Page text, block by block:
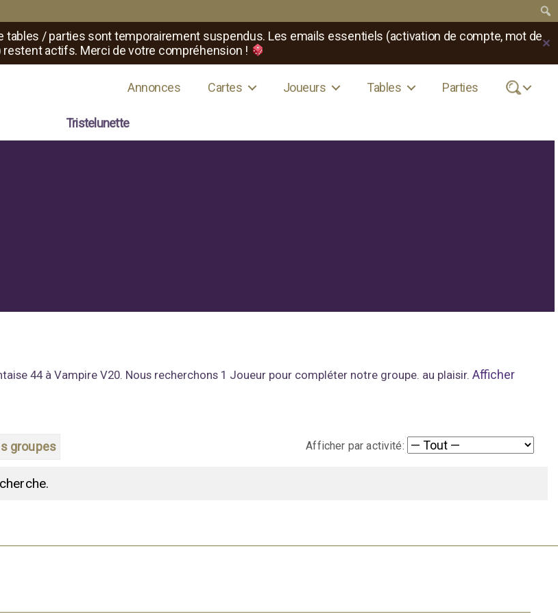
/ parties sont temporairement suspendus. Les emails essentiels (activation de compte, mot de
restent actifs. Merci de votre compréhension !
✕
Annonces Cartes Joueurs Tables Parties .
Tristelunette
44 à Vampire V20. Nous recherchons 1 Joueur pour compléter notre groupe. au plaisir. Afficher
groupes Afficher par activité: